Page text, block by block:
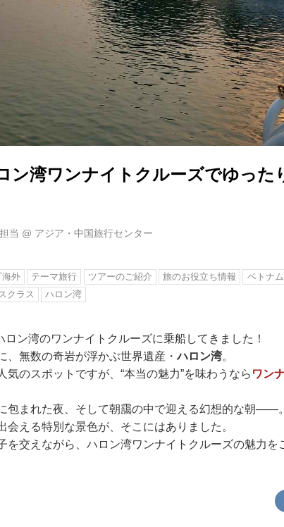
ン湾ワンナイトクルーズでゆった
当 @ アジア・中国旅行センター
海外 テーマ旅行 ツアーのご紹介 旅のお役立ち情報
ベトナム
クラス ハロン湾
ン湾のワンナイトクルーズに乗船してきました！
、無数の奇岩が浮かぶ世界遺産・ハロン湾。
気のスポットですが、“本当の魅力”を味わうなら ワン
包まれた夜、そして朝靄の中で迎える幻想的な朝――
会える特別な景色が、そこにはありました。
を交えながら、ハロン湾ワンナイトクルーズの魅力を